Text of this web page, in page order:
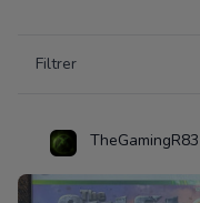
Filtrer
TheGamingR83